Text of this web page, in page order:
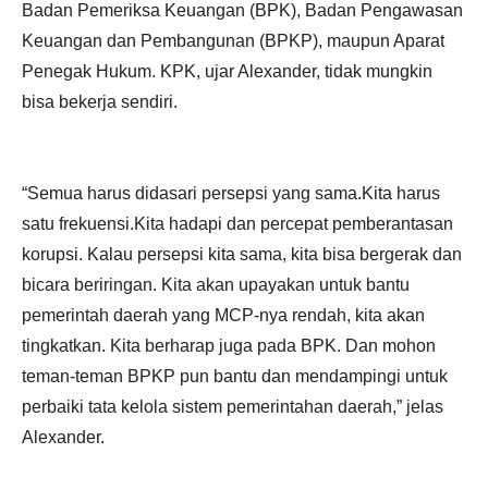
Badan Pemeriksa Keuangan (BPK), Badan Pengawasan
Keuangan dan Pembangunan (BPKP), maupun Aparat
Penegak Hukum. KPK, ujar Alexander, tidak mungkin
bisa bekerja sendiri.
“Semua harus didasari persepsi yang sama.Kita harus
satu frekuensi.Kita hadapi dan percepat pemberantasan
korupsi. Kalau persepsi kita sama, kita bisa bergerak dan
bicara beriringan. Kita akan upayakan untuk bantu
pemerintah daerah yang MCP-nya rendah, kita akan
tingkatkan. Kita berharap juga pada BPK. Dan mohon
teman-teman BPKP pun bantu dan mendampingi untuk
perbaiki tata kelola sistem pemerintahan daerah,” jelas
Alexander.